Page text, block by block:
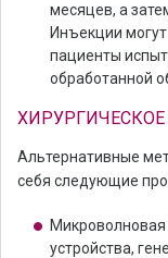
месяцев, а
Инъекции
пациенты
обработанной
Альтернативные
себя следующие
устройства,